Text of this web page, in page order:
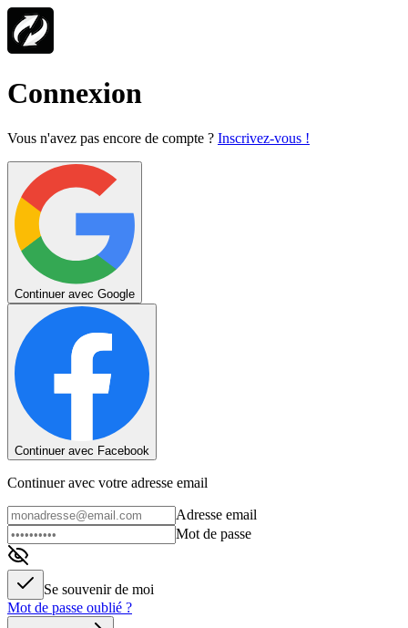
Connexion
Vous n'avez pas encore de compte ? Inscrivez-vous !
Continuer avec Google
Continuer avec Facebook
Continuer avec votre adresse email
Adresse email
Mot de passe
Se souvenir de moi
Mot de passe oublié ?